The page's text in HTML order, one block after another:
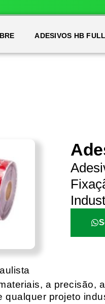
ADESIVOS HB
a precisão,
projeto